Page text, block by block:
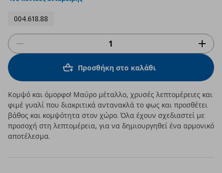
004.618.88
Προσθήκη στο καλάθι
Κομψό και όμορφο! Μαύρο μέταλλο, χρυσές λεπτομέρειες και
φιμέ γυαλί που διακριτικά αντανακλά το φως και προσθέτει
βάθος και κομψότητα στον χώρο. Όλα έχουν σχεδιαστεί με
προσοχή στη λεπτομέρεια, για να δημιουργηθεί ένα αρμονικό
αποτέλεσμα.